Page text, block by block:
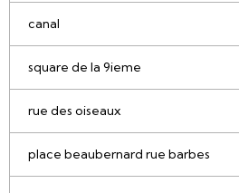
canal
square de la 9ieme
rue des oiseaux
place beaubernard rue barbes